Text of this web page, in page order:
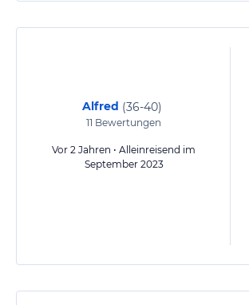
Alfred (36-40)
11 Bewertungen
Vor 2 Jahren • Alleinreisend im
September 2023